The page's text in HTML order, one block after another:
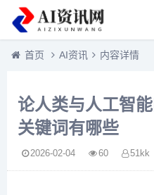
首页 AI资讯 内容详情
论人类与人工智
关键词有哪些
2026-02-04 60 51kk